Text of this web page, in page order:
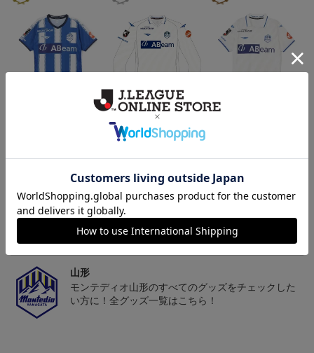
26/27オーセンティックユ
26/27オーセンティックユ
ニフォーム長袖（FP2n
d）
19,800円～24,860円
26/27オーセンティックユ
山形
チームマスコット「ディーオ」グッズは、サポータ
ーやファン必見！
山形
モンテディオ山形のすべてのグッズをチェックした
い方に！全グッズ一覧はこちら！